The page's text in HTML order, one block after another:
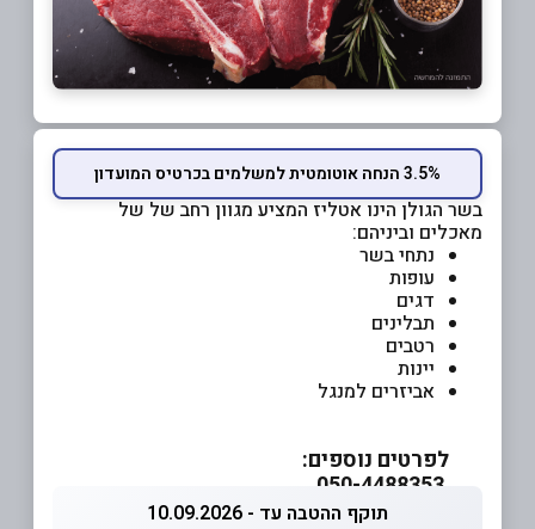
3.5% הנחה אוטומטית למשלמים בכרטיס המועדון
בשר הגולן הינו אטליז המציע מגוון רחב של של
מאכלים וביניהם:
נתחי בשר
עופות
דגים
תבלינים
רטבים
יינות
אביזרים למנגל
לפרטים נוספים:
תוקף ההטבה עד - 10.09.2026